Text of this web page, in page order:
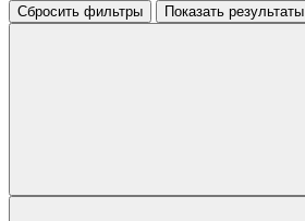
Сбросить фильтры
Показать результаты